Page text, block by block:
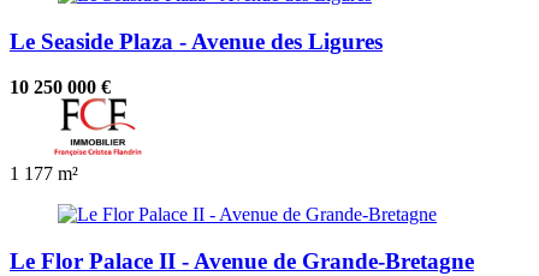
Le Seaside Plaza - Avenue des Ligures
10 250 000 €
1 177 m²
Le Flor Palace II - Avenue de Grande-Bretagne